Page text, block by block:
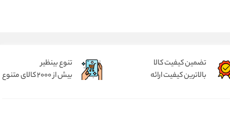
تضمین کیفیت کالا
بالاترین کیفیت ارائه
تنوع بینظیر
بیش از 2000 کالای متنوع